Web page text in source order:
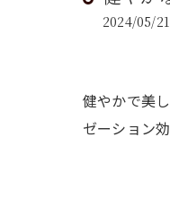
2024/05/21
健やかで美
ゼーション